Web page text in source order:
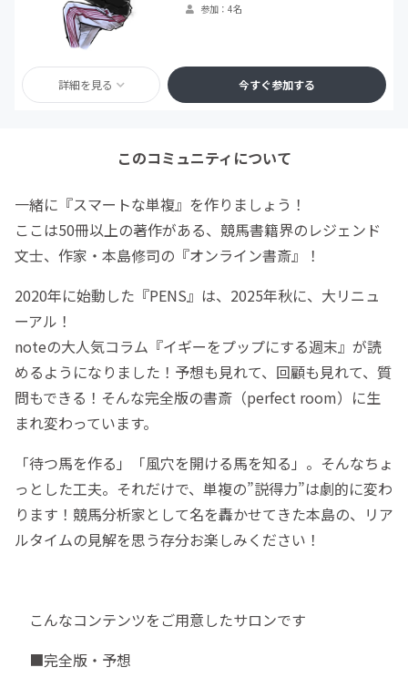
参加：4名
詳細を見る 今すぐ参加する
このコミュニティについて
一緒に『スマートな単複』を作りましょう！
ここは50冊以上の著作がある、競馬書籍界のレジェンド
文士、作家・本島修司の『オンライン書斎』！
2020年に始動した『PENS』は、2025年秋に、大リニュ
ーアル！
noteの大人気コラム『イギーをプップにする週末』が読
めるようになりました！予想も見れて、回顧も見れて、質
問もできる！そんな完全版の書斎（perfect room）に生
まれ変わっています。
「待つ馬を作る」「風穴を開ける馬を知る」。そんなちょ
っとした工夫。それだけで、単複の”説得力”は劇的に変わ
ります！競馬分析家として名を轟かせてきた本島の、リア
ルタイムの見解を思う存分お楽しみください！
こんなコンテンツをご用意したサロンです
■完全版・予想